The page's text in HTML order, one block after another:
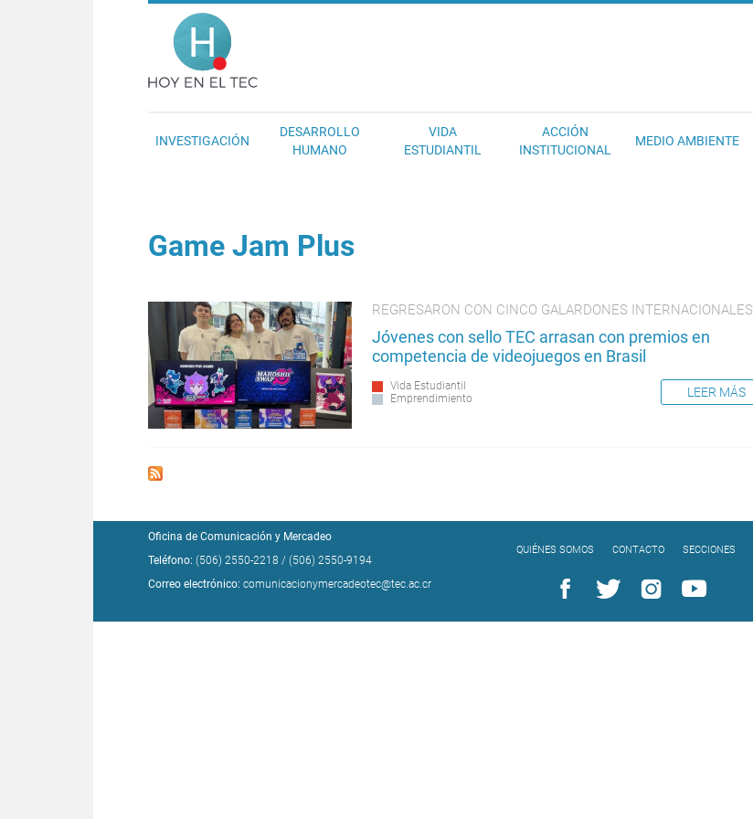
Pasar al contenido principal
INVESTIGACIÓN
DESARROLLO
HUMANO
VIDA
ESTUDIANTIL
ACCIÓN
INSTITUCIONAL
MEDIO AMBIENTE
Game Jam Plus
REGRESARON CON CINCO GALARDONES INTERNACIONALES
Jóvenes con sello TEC arrasan con premios en
competencia de videojuegos en Brasil
Vida Estudiantil
Emprendimiento
LEER MÁS
Oficina de Comunicación y Mercadeo
Teléfono: (506) 2550-2218 / (506) 2550-9194
Correo electrónico: comunicacionymercadeotec@tec.ac.cr
QUIÉNES SOMOS CONTACTO SECCIONES